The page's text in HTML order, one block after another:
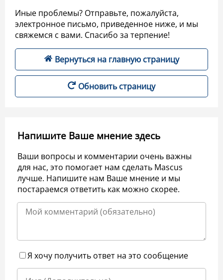
Иные проблемы? Отправьте, пожалуйста,
электронное письмо, приведенное ниже, и мы
свяжемся с вами. Спасибо за терпение!
Вернуться на главную страницу
Обновить страницу
Напишите Ваше мнение здесь
Ваши вопросы и комментарии очень важны
для нас, это помогает нам сделать Mascus
лучше. Напишите нам Ваше мнение и мы
постараемся ответить как можно скорее.
Я хочу получить ответ на это сообщение